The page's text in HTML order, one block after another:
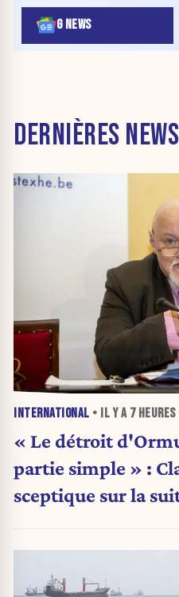
G NEWS
DERNIÈRES
INTERNATIONAL • IL Y A 7 HEURES
« Le détroit
partie simple » :
sceptique sur la